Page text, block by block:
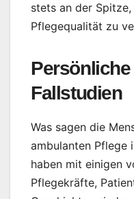
stets an der
Pflegequalität zu
Fallstudien
Was sagen die
ambulanten Pflege
haben mit einigen
Pflegekräfte,